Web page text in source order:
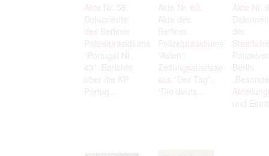
Akte Nr. 58.
Dokumente
des Berliner
Polizeipräsidiums
“Portugal Nr.
43”: Berichte
über die KP
Portug...
Akte Nr. 60.
Akte des
Berliner
Polizeipräsidiums
“Asien”:
Zeitungsausrisse
aus “Der Tag”,
“Die deuts...
Akte Nr.
der
Berlin
und